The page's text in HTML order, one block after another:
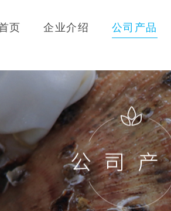
页 企业介绍 公司产品